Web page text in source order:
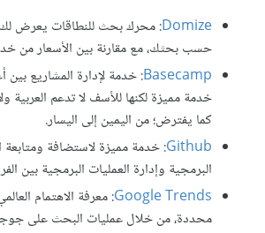
Domize: محرك بحث للنطاقات يعرض لك
حسب بحثك، مع مقارنة بين الأسعار من
Basecamp: خدمة لإدارة المشاريع بين
خدمة مميزة لكنها للأسف لا تدعم العربية
كما يفترض؛ من اليمين إلى اليسار.
Github: خدمة مميزة لاستضافة ومتابعة
البرمجية وإدارة العمليات البرمجية بين
Google Trends: معرفة الاهتمام
محددة، من خلال عمليات البحث على